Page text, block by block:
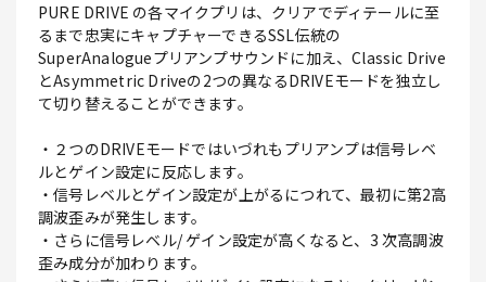
PURE DRIVE の各マイクプリは、クリアでディテールに至
るまで忠実にキャプチャーできるSSL伝統の
SuperAnalogueプリアンプサウンドに加え、Classic Drive
とAsymmetric Driveの2つの異なるDRIVEモードを独立し
て切り替えることができます。
・２つのDRIVEモードではいづれもプリアンプは信号レベ
ルとゲイン設定に反応します。
・信号レベルとゲイン設定が上がるにつれて、最初に第2高
調波歪みが発生します。
・さらに信号レベル/ ゲイン設定が高くなると、3 次高調波
歪み成分が加わります。